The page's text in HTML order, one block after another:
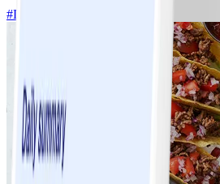
#Lätt